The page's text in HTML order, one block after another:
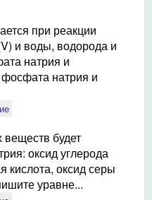
при реакции
и воды, водорода и
натрия и
натрия и
будет
оксид углерода
кислота, оксид серы
уравне...